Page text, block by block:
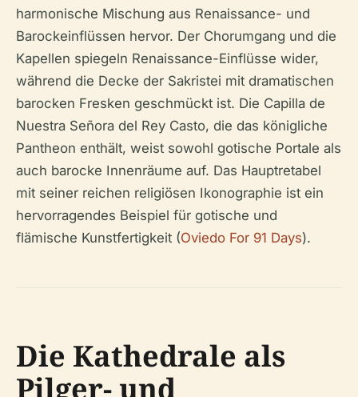
harmonische Mischung aus Renaissance- und
Barockeinflüssen hervor. Der Chorumgang und die
Kapellen spiegeln Renaissance-Einflüsse wider,
während die Decke der Sakristei mit dramatischen
barocken Fresken geschmückt ist. Die Capilla de
Nuestra Señora del Rey Casto, die das königliche
Pantheon enthält, weist sowohl gotische Portale als
auch barocke Innenräume auf. Das Hauptretabel
mit seiner reichen religiösen Ikonographie ist ein
hervorragendes Beispiel für gotische und
flämische Kunstfertigkeit (Oviedo For 91 Days).
Die Kathedrale als
Pilger- und